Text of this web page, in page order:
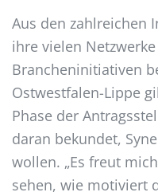
Aus den zahlreichen
ihre vielen
Brancheninitiativen
Ostwestfalen-Lippe
Phase der
daran bekundet,
wollen. „Es freut
sehen, wie motiviert